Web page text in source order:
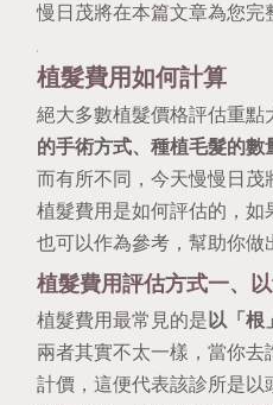
慢日茂將在本篇文章為您完
植髮費用如何計算
絕大多數植髮價格評估重點
的手術方式、種植毛髮的數
而有所不同，今天慢慢日茂
植髮費用是如何評估的，如
也可以作為參考，幫助你做
植髮費用評估方式一、
植髮費用最常見的是 以「根
兩者其實不太一樣，當你
計價，這便代表該診所是以